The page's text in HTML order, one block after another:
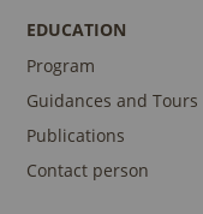
EDUCATION
Program
Guidances and Tours
Publications
Contact person